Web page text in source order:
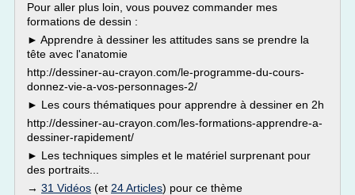
Pour aller plus loin, vous pouvez commander mes
formations de dessin :
► Apprendre à dessiner les attitudes sans se prendre la
tête avec l'anatomie
http://dessiner-au-crayon.com/le-programme-du-cours-
donnez-vie-a-vos-personnages-2/
► Les cours thématiques pour apprendre à dessiner en 2h
http://dessiner-au-crayon.com/les-formations-apprendre-a-
dessiner-rapidement/
► Les techniques simples et le matériel surprenant pour
des portraits...
→ 31 Vidéos (et 24 Articles) pour ce thème